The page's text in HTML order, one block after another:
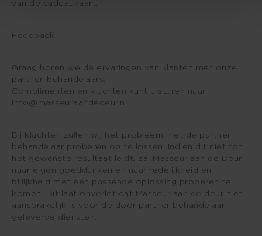
van de cadeaukaart.
Feedback
Graag horen we de ervaringen van klanten met onze
partner-behandelaars.
Complimenten en klachten kunt u sturen naar
info@masseuraandedeur.nl
Bij klachten zullen wij het probleem met de partner
behandelaar proberen op te lossen. Indien dit niet tot
het gewenste resultaat leidt, zal Masseur aan de Deur
naar eigen goeddunken en naar redelijkheid en
billijkheid met een passende oplossing proberen te
komen. Dit laat onverlet dat Masseur aan de deur niet
aansprakelijk is voor de door partner behandelaar
geleverde diensten.